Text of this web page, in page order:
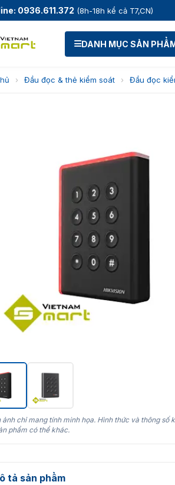
0936.611.372 (8h-18h kể cả T7,CN)
DANH MỤC SẢN
› Đầu đọc & thẻ kiểm soát › Đầu đọc
ảnh chỉ mang tính minh họa. Hình thức và thông số
phẩm có thể khác.
tả sản phẩm